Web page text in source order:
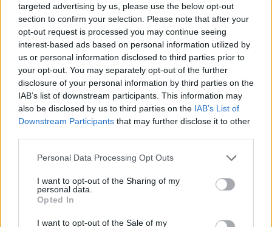
targeted advertising by us, please use the below opt-out
section to confirm your selection. Please note that after your
opt-out request is processed you may continue seeing
interest-based ads based on personal information utilized by
us or personal information disclosed to third parties prior to
your opt-out. You may separately opt-out of the further
disclosure of your personal information by third parties on the
IAB’s list of downstream participants. This information may
also be disclosed by us to third parties on the IAB’s List of
Downstream Participants that may further disclose it to other
Please note that this website/app uses one or more Google
not limited to your visit or usage behaviour. You may click to
grant or deny consent to Google and its third-party tags to
use your data for below specified purposes in below Google
consent section.
Personal Data Processing Opt Outs
I want to opt-out of the Sharing of my
personal data.
Opted In
I want to opt-out of the Sale of my